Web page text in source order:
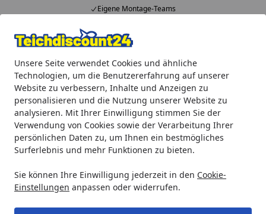
Unsere Seite verwendet Cookies und ähnliche
Technologien, um die Benutzererfahrung auf unserer
Website zu verbessern, Inhalte und Anzeigen zu
personalisieren und die Nutzung unserer Website zu
analysieren. Mit Ihrer Einwilligung stimmen Sie der
Verwendung von Cookies sowie der Verarbeitung Ihrer
persönlichen Daten zu, um Ihnen ein bestmögliches
Surferlebnis und mehr Funktionen zu bieten.
Sie können Ihre Einwilligung jederzeit in den Cookie-
Einstellungen anpassen oder widerrufen.
Eigene Montage-Teams
Alle Produkte
Mein Konto
Suchen
Startseite
Heissner Flügelrad für P20100E (ET10-ZP20E)
Heissner Flügelrad für P20100E
(ET10-ZP20E)